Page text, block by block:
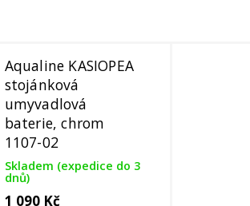
Aqualine KASIOPEA
stojánková
umyvadlová
baterie, chrom
1107-02
Skladem (expedice do 3
dnů)
1 090 Kč